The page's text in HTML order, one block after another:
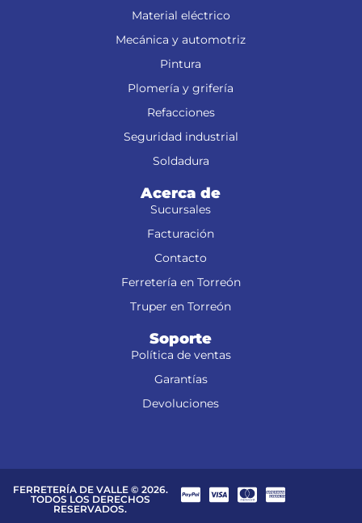
Material eléctrico
Mecánica y automotriz
Pintura
Plomería y grifería
Refacciones
Seguridad industrial
Soldadura
Acerca de
Sucursales
Facturación
Contacto
Ferretería en Torreón
Truper en Torreón
Soporte
Política de ventas
Garantías
Devoluciones
FERRETERÍA DE VALLE © 2026.
TODOS LOS DERECHOS
RESERVADOS.